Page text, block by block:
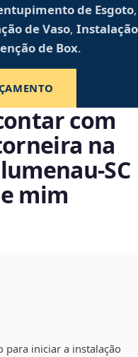
de Esgoto,
de Vaso, Instalação
de Box.
com
na
mim
para iniciar a instalação